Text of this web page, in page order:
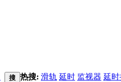
搜
热搜: 滑轨 延时 监视器 延